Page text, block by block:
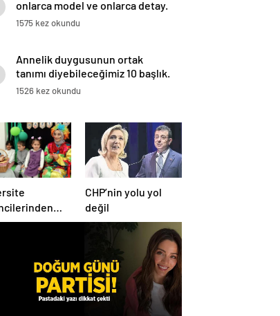
onlarca model ve onlarca detay.
1575 kez okundu
Annelik duygusunun ortak
tanımı diyebileceğimiz 10 başlık.
1526 kez okundu
Çevre
CHP’nin yolu yol
değil